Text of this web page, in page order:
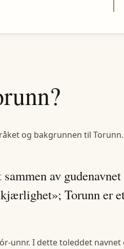
?
og bakgrunnen til Torunn.
av
Torunn er
unnr. I dette toleddet